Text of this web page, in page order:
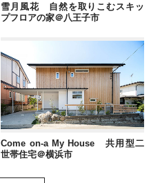
雪月風花 自然を取りこむスキッ
プフロアの家＠八王子市
Come on-a My House 共用型二
世帯住宅＠横浜市